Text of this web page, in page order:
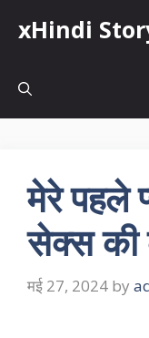
xHindi
मेरे पहले
सेक्स की
मई 27, 2024 by